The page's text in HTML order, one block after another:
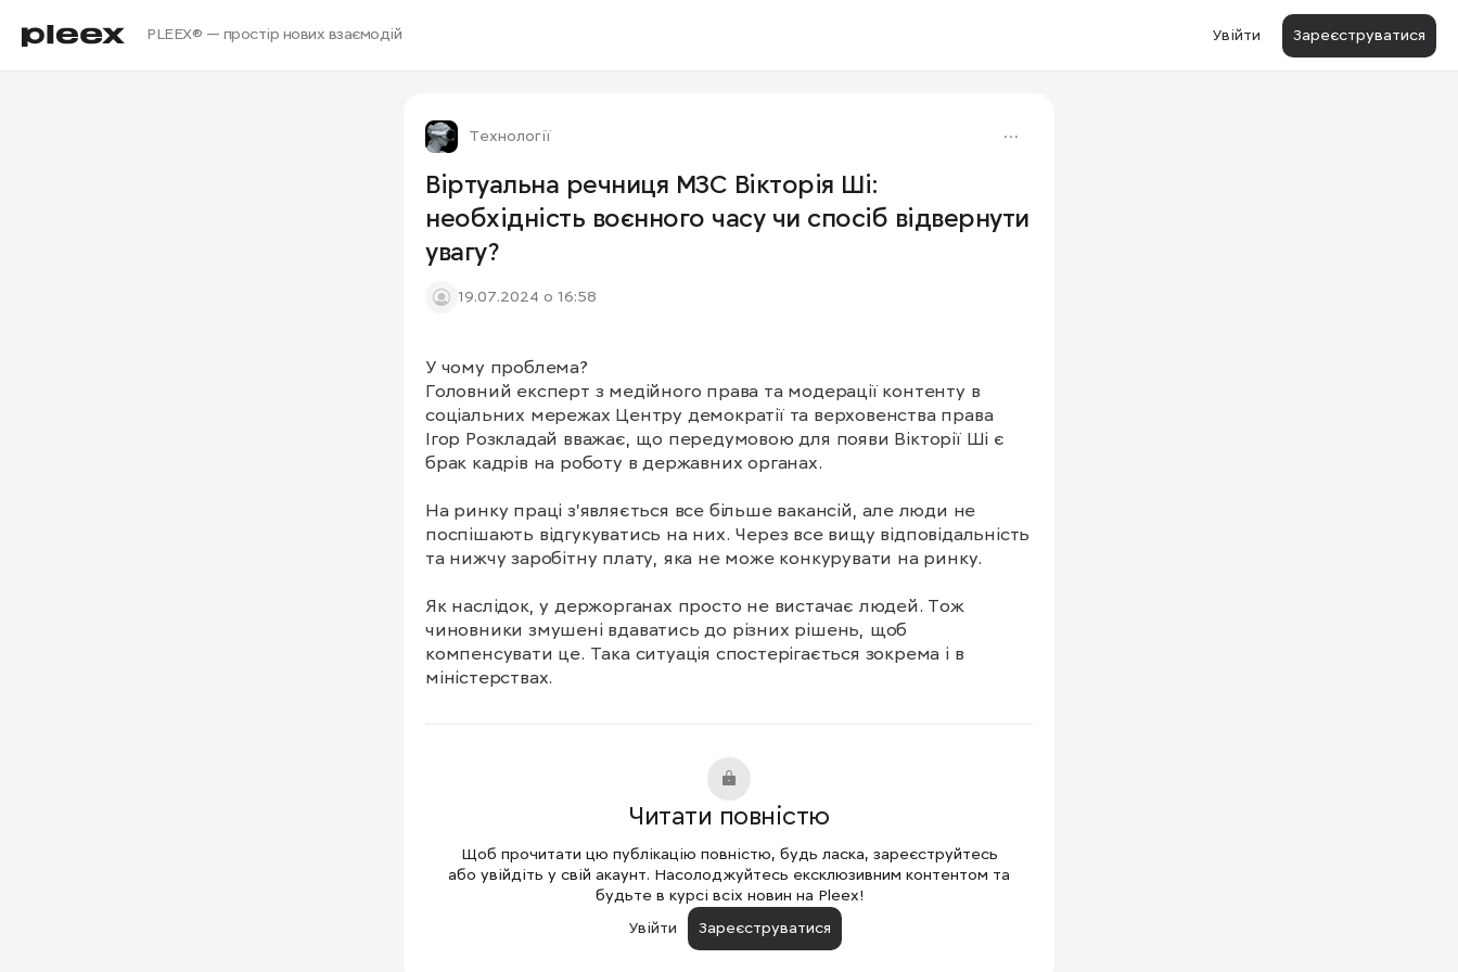
PLEEX® — простір нових взаємодій Увійти Зареєструватися
Технології
Віртуальна речниця МЗС Вікторія Ші:
необхідність воєнного часу чи спосіб відвернути
увагу?
19.07.2024 о 16:58
У чому проблема?
Головний експерт з медійного права та модерації контенту в
соціальних мережах Центру демократії та верховенства права
Ігор Розкладай вважає, що передумовою для появи Вікторії Ші є
брак кадрів на роботу в державних органах.
На ринку праці з'являється все більше вакансій, але люди не
поспішають відгукуватись на них. Через все вищу відповідальність
та нижчу заробітну плату, яка не може конкурувати на ринку.
Як наслідок, у держорганах просто не вистачає людей. Тож
чиновники змушені вдаватись до різних рішень, щоб
компенсувати це. Така ситуація спостерігається зокрема і в
міністерствах.
Читати повністю
Щоб прочитати цю публікацію повністю, будь ласка, зареєструйтесь
або увійдіть у свій акаунт. Насолоджуйтесь ексклюзивним контентом та
будьте в курсі всіх новин на Pleex!
Увійти
Зареєструватися